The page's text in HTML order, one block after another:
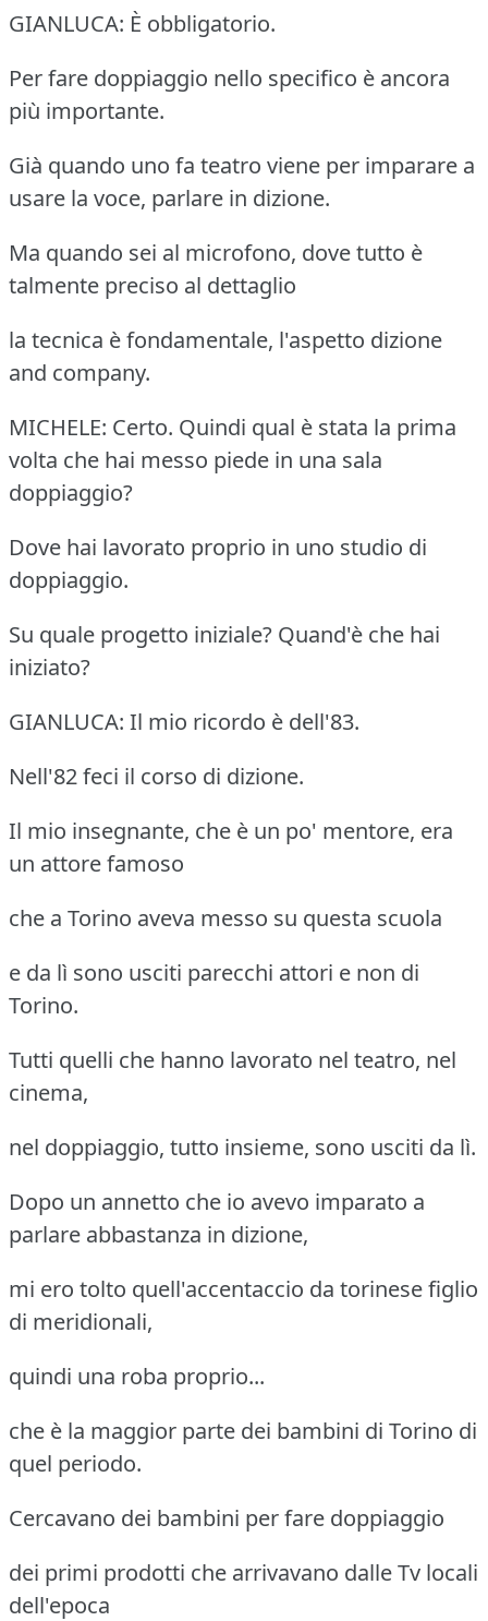
GIANLUCA: È obbligatorio.
Per fare doppiaggio nello specifico è ancora
più importante.
Già quando uno fa teatro viene per imparare a
usare la voce, parlare in dizione.
Ma quando sei al microfono, dove tutto è
talmente preciso al dettaglio
la tecnica è fondamentale, l'aspetto dizione
and company.
MICHELE: Certo. Quindi qual è stata la prima
volta che hai messo piede in una sala
doppiaggio?
Dove hai lavorato proprio in uno studio di
doppiaggio.
Su quale progetto iniziale? Quand'è che hai
iniziato?
GIANLUCA: Il mio ricordo è dell'83.
Nell'82 feci il corso di dizione.
Il mio insegnante, che è un po' mentore, era
un attore famoso
che a Torino aveva messo su questa scuola
e da lì sono usciti parecchi attori e non di
Torino.
Tutti quelli che hanno lavorato nel teatro, nel
cinema,
nel doppiaggio, tutto insieme, sono usciti da lì.
Dopo un annetto che io avevo imparato a
parlare abbastanza in dizione,
mi ero tolto quell'accentaccio da torinese figlio
di meridionali,
quindi una roba proprio...
che è la maggior parte dei bambini di Torino di
quel periodo.
Cercavano dei bambini per fare doppiaggio
dei primi prodotti che arrivavano dalle Tv locali
dell'epoca